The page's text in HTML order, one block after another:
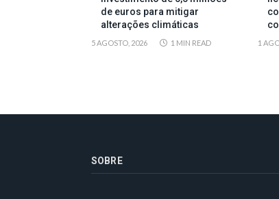
de euros para mitigar
alterações climáticas
5 AGOSTO, 2026 1 MIN READ 1
SOBRE